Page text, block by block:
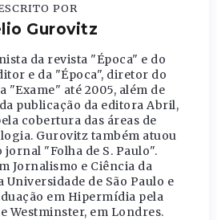
POR
Gurovitz
da revista "Época" e do
e da "Época", diretor do
"Exame" até 2005, além de
publicação da editora Abril,
cobertura das áreas de
Gurovitz também atuou
jornal "Folha de S. Paulo".
Jornalismo e Ciência da
Universidade de São Paulo e
em Hipermídia pela
Westminster, em Londres.